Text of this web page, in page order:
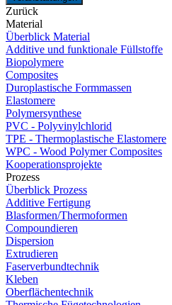
Zurück
Material
Überblick Material
Additive und funktionale Füllstoffe
Biopolymere
Composites
Duroplastische Formmassen
Elastomere
Polymersynthese
PVC - Polyvinylchlorid
TPE - Thermoplastische Elastomere
WPC - Wood Polymer Composites
Kooperationsprojekte
Prozess
Überblick Prozess
Additive Fertigung
Blasformen/Thermoformen
Compoundieren
Dispersion
Extrudieren
Faserverbundtechnik
Kleben
Oberflächentechnik